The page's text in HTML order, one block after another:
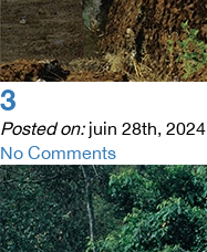
3
Posted on: juin 28th, 2024
No Comments